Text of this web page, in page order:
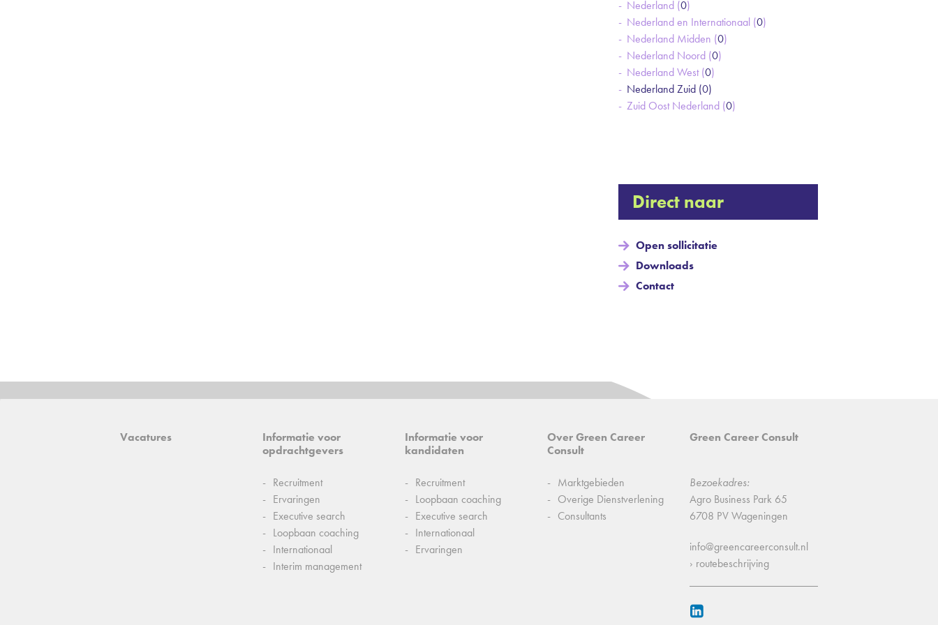
Nederland (0)
Nederland en Internationaal (0)
Nederland Midden (0)
Nederland Noord (0)
Nederland West (0)
Nederland Zuid (0)
Zuid Oost Nederland (0)
Direct naar
Open sollicitatie
Downloads
Contact
Vacatures
Informatie voor
opdrachtgevers
Recruitment
Ervaringen
Executive search
Loopbaan coaching
Internationaal
Interim management
Informatie voor
kandidaten
Recruitment
Loopbaan coaching
Executive search
Internationaal
Ervaringen
Over Green Career
Consult
Marktgebieden
Overige Dienstverlening
Consultants
Green Career Consult
Bezoekadres:
Agro Business Park 65
6708 PV Wageningen
info@greencareerconsult.nl
› routebeschrijving